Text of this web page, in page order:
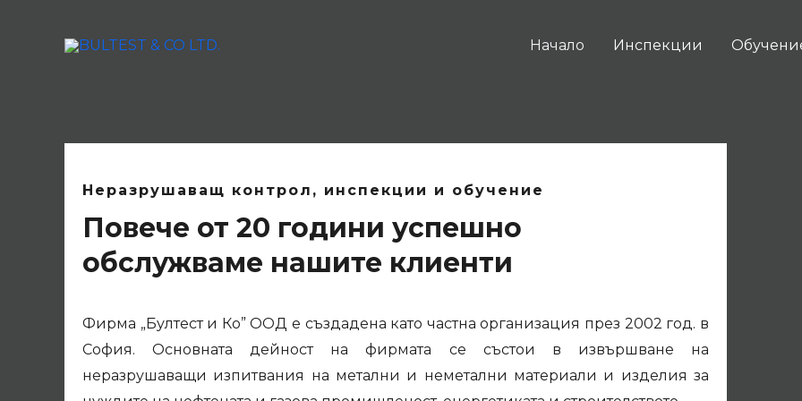
Начало Инспекции
Неразрушаващ контрол, инспекции и обучение
Повече от 20 години успешно
обслужваме нашите клиенти
Фирма „Бултест и Ко” ООД е създадена като частна организация през 2002 год. в
София. Основната дейност на фирмата се състои в извършване на
неразрушаващи изпитвания на метални и неметални материали и изделия за